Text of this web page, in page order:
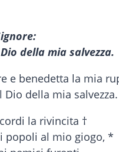
della mia salvezza.
e benedetta la mia
Dio della mia salvezza.
la rivincita †
popoli al mio giogo, *